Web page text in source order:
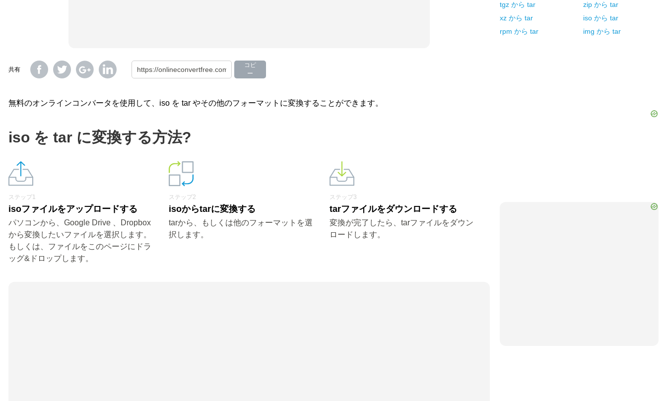
共有
コピ
ー
無料のオンラインコンバータを使用して、iso を tar やその他のフォーマットに変換することができます。
iso を tar に変換する方法?
ステップ1
isoファイルをアップロードする
パソコンから、Google Drive 、Dropbox
から変換したいファイルを選択します。
もしくは、ファイルをこのページにドラ
ッグ&ドロップします。
ステップ2
isoからtarに変換する
tarから、もしくは他のフォーマットを選
択します。
ステップ3
tarファイルをダウンロードする
変換が完了したら、tarファイルをダウン
ロードします。
tgz から tar zip から tar
xz から tar iso から tar
rpm から tar img から tar